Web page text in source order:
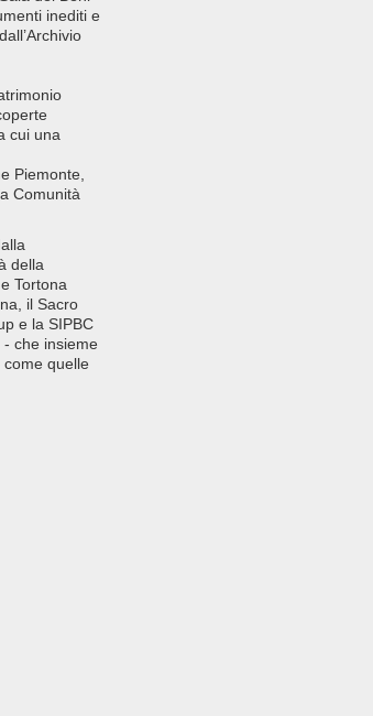
inediti e
cui una
Piemonte,
Comunità
della
Tortona
il Sacro
e la SIPBC
che insieme
quelle